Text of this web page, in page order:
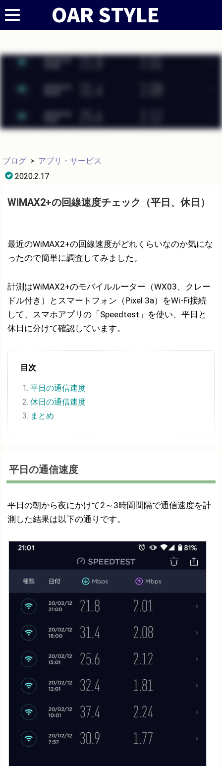
ブログ > アプリ・サービス
2020.2.17
WiMAX2+の回線速度チェック（平日、休日）
最近のWiMAX2+の回線速度がどれくらいなのか気にな
ったので簡単に調査してみました。
計測はWiMAX2+のモバイルルーター（WX03、クレー
ドル付き）とスマートフォン（Pixel 3a）をWi-Fi接続
して、スマホアプリの「Speedtest」を使い、平日と
休日に分けて確認しています。
目次
平日の通信速度
休日の通信速度
まとめ
平日の通信速度
平日の朝から夜にかけて2～3時間間隔で通信速度を計
測した結果は以下の通りです。